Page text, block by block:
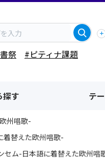
祭
#ピティナ課題
探す テ
州唱歌-
替えた欧州唱歌-
ム-日本語に着替えた欧州唱